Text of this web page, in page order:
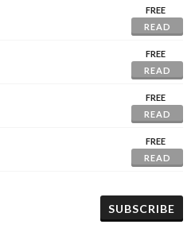
FREE
READ
FREE
READ
FREE
READ
FREE
READ
SUBSCRIBE